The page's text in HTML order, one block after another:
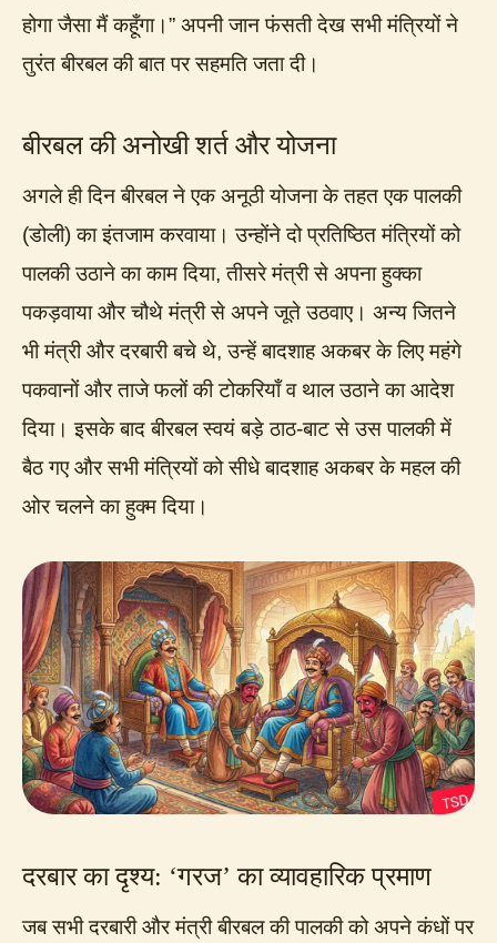
होगा जैसा मैं कहूँगा।” अपनी जान फंसती देख सभी मंत्रियों ने
तुरंत बीरबल की बात पर सहमति जता दी।
बीरबल की अनोखी शर्त और योजना
अगले ही दिन बीरबल ने एक अनूठी योजना के तहत एक पालकी
(डोली) का इंतजाम करवाया। उन्होंने दो प्रतिष्ठित मंत्रियों को
पालकी उठाने का काम दिया, तीसरे मंत्री से अपना हुक्का
पकड़वाया और चौथे मंत्री से अपने जूते उठवाए। अन्य जितने
भी मंत्री और दरबारी बचे थे, उन्हें बादशाह अकबर के लिए महंगे
पकवानों और ताजे फलों की टोकरियाँ व थाल उठाने का आदेश
दिया। इसके बाद बीरबल स्वयं बड़े ठाठ-बाट से उस पालकी में
बैठ गए और सभी मंत्रियों को सीधे बादशाह अकबर के महल की
ओर चलने का हुक्म दिया।
दरबार का दृश्य: ‘गरज’ का व्यावहारिक प्रमाण
जब सभी दरबारी और मंत्री बीरबल की पालकी को अपने कंधों पर